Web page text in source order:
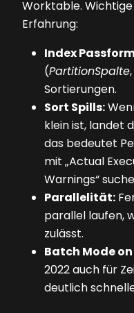
Worktable.
Erfahrung:
Index
(PartitionSpalte,
Sortierungen.
Sort Spills:
klein ist, landet
das bedeutet
mit „Actual
Warnings“
Parallelität:
parallel laufen,
zulässt.
Batch Mode
2022 auch für
deutlich